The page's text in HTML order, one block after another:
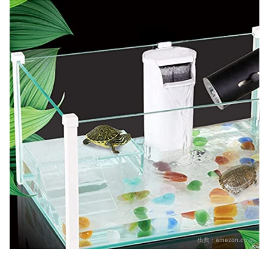
出典：amazon.co.jp